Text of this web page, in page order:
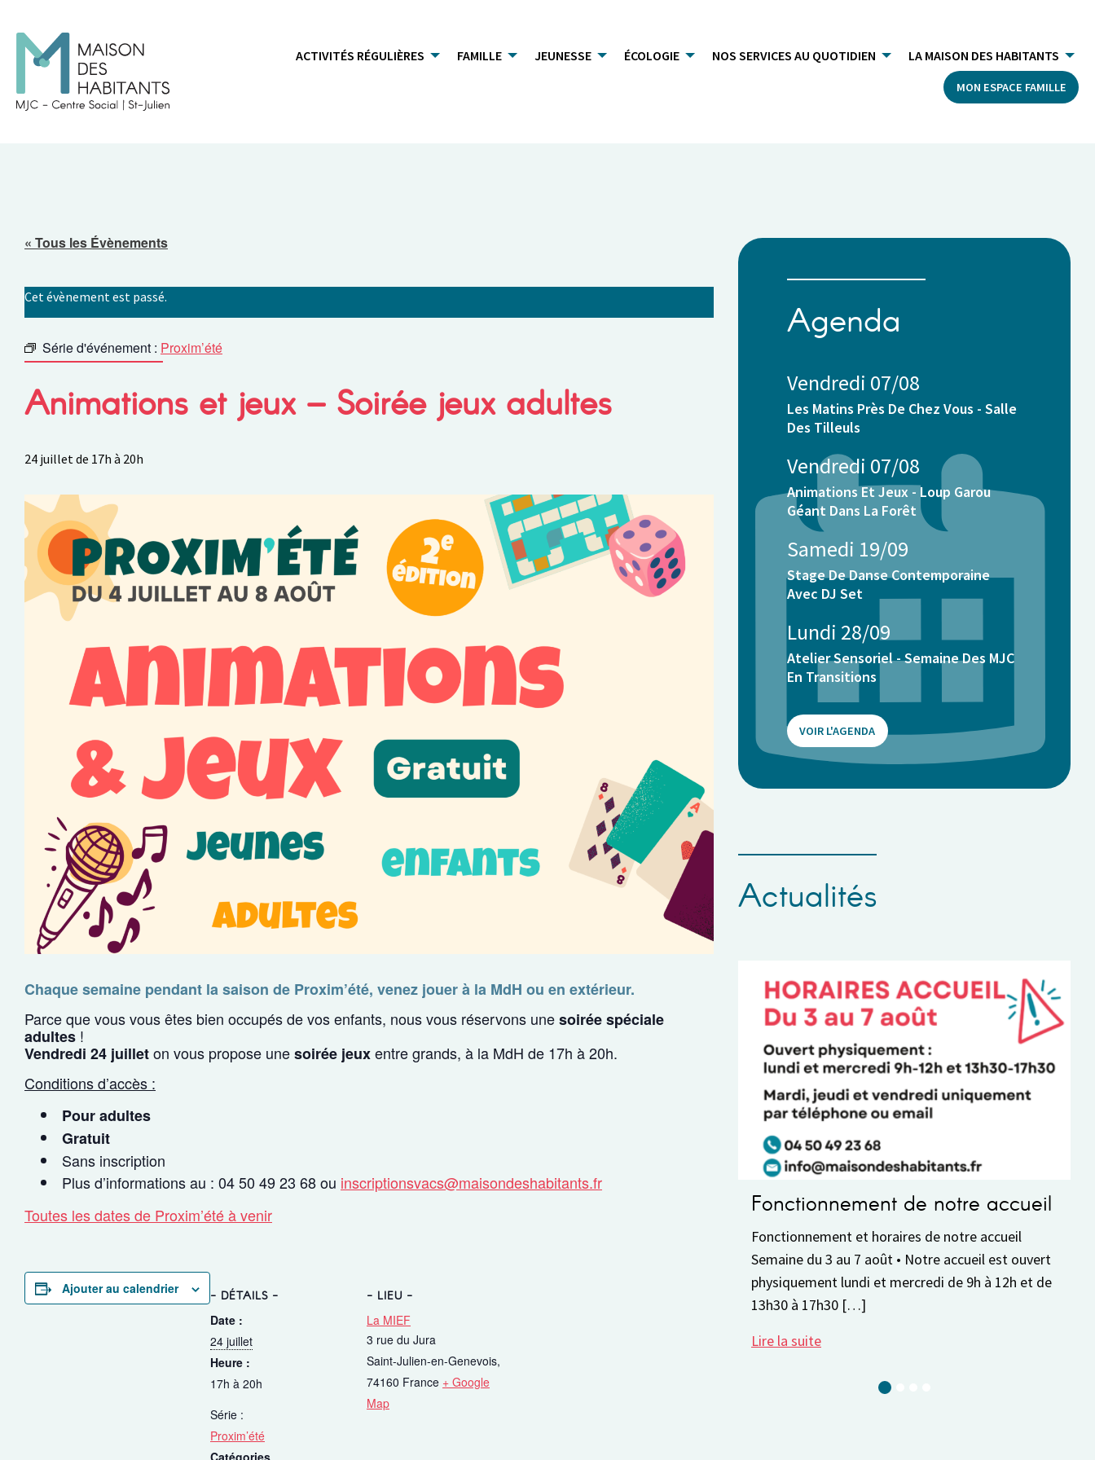
ACTIVITÉS RÉGULIÈRES FAMILLE JEUNESSE ÉCOLOGIE NOS SERVICES AU QUOTIDIEN LA MAISON DES HABITANTS
MON ESPACE FAMILLE
« Tous les Évènements
Cet évènement est passé.
Série d'événement : Proxim’été
Animations et jeux – Soirée jeux adultes
24 juillet de 17h à 20h
Chaque semaine pendant la saison de Proxim’été, venez jouer à la MdH ou en extérieur.
Parce que vous vous êtes bien occupés de vos enfants, nous vous réservons unesoirée spéciale
adultes !
Vendredi 24 juilleton vous propose unesoirée jeuxentre grands, à la MdH de 17h à 20h.
Conditions d’accès :
Pour adultes
Gratuit
Sans inscription
Plus d’informations au : 04 50 49 23 68 ou inscriptionsvacs@maisondeshabitants.fr
Toutes les dates de Proxim’été à venir
Ajouter au calendrier
DÉTAILS
Date :
24 juillet
Heure :
17h à 20h
Série :
Proxim’été
Catégories
LIEU
La MIEF
3 rue du Jura
Saint-Julien-en-Genevois,
74160 France + Google
Map
Agenda
Vendredi 07/08
Les Matins Près De Chez Vous - Salle
Des Tilleuls
Vendredi 07/08
Animations Et Jeux - Loup Garou
Géant Dans La Forêt
Samedi 19/09
Stage De Danse Contemporaine
Avec DJ Set
Lundi 28/09
Atelier Sensoriel - Semaine Des MJC
En Transitions
VOIR L'AGENDA
Actualités
Fonctionnement de notre accueil
Fonctionnement et horaires de notre accueil
Semaine du 3 au 7 août • Notre accueil est ouvert
physiquement lundi et mercredi de 9h à 12h et de
13h30 à 17h30 […]
Pause
La Maison
8 au 30 août.
réserver